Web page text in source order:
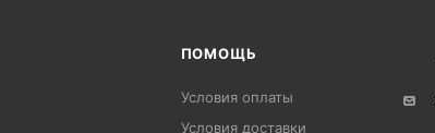
ПОМОЩЬ
Условия оплаты
Условия доставки